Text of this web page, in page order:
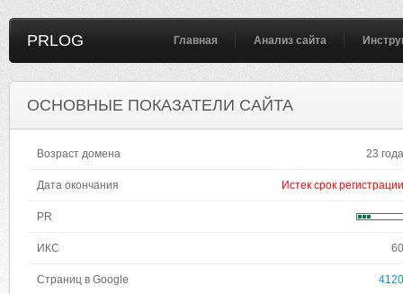
PRLOG Главная Анализ сайта
ОСНОВНЫЕ ПОКАЗАТЕЛИ САЙТА
Возраст домена 23 года
Дата окончания Истек срок регистрации
PR
ИКС 60
Страниц в Google 4120